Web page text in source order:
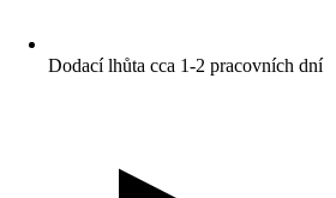
Dodací lhůta cca 1-2 pracovních dní